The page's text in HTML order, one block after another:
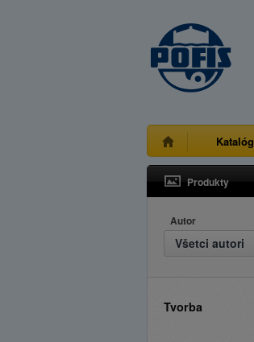
Katalóg
Produkty
Autor
Všetci autori
Tvorba